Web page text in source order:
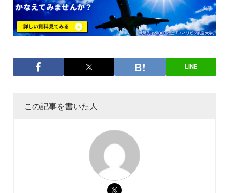
LINE
この記事を書いた人